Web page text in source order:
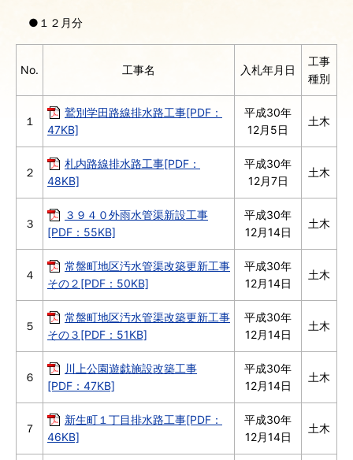
●１２月分
No. 工事名 入札年月日
工事
種別
１
鷲別学田路線排水路工事[PDF：
47KB]
平成30年
12月5日
土木
２
札内路線排水路工事[PDF：
48KB]
平成30年
12月7日
土木
３
３９４０外雨水管渠新設工事
[PDF：55KB]
平成30年
12月14日
土木
４
常盤町地区汚水管渠改築更新工事
その２[PDF：50KB]
平成30年
12月14日
土木
５
常盤町地区汚水管渠改築更新工事
その３[PDF：51KB]
平成30年
12月14日
土木
６
川上公園遊戯施設改築工事
[PDF：47KB]
平成30年
12月14日
土木
７
新生町１丁目排水路工事[PDF：
46KB]
平成30年
12月14日
土木